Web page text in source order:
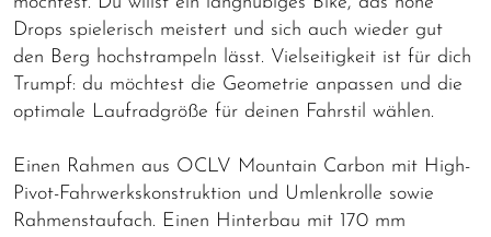
Drops spielerisch meistert und sich auch wieder gut
den Berg hochstrampeln lässt. Vielseitigkeit ist für dich
Trumpf: du möchtest die Geometrie anpassen und die
optimale Laufradgröße für deinen Fahrstil wählen.
Einen Rahmen aus OCLV Mountain Carbon mit High-
Pivot-Fahrwerkskonstruktion und Umlenkrolle sowie
Rahmenstaufach. Einen Hinterbau mit 170 mm